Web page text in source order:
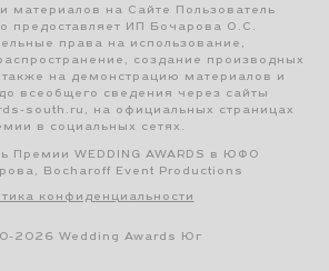
материалов на Сайте Пользователь
предоставляет ИП Бочарова О.С.
права на использование,
создание производных
на демонстрацию материалов и
всеобщего сведения через сайты
south.ru, на официальных страницах
в социальных сетях.
Премии WEDDING AWARDS в ЮФО
Bocharoff Event Productions
конфиденциальности
2026 Wedding Awards Юг